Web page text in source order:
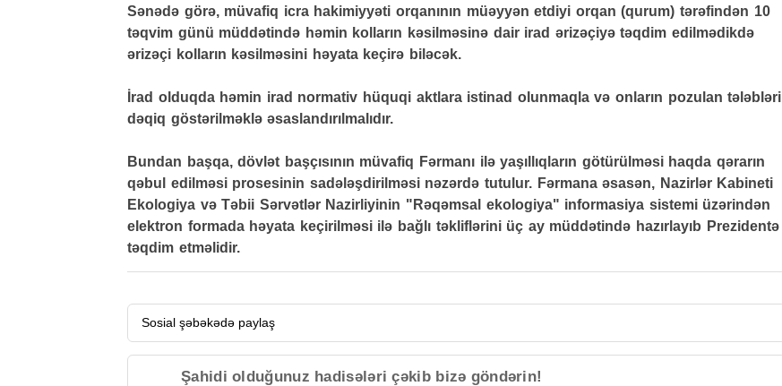
Sənədə görə, müvafiq icra hakimiyyəti orqanının müəyyən etdiyi orqan (qurum) tərəfindən 10
təqvim günü müddətində həmin kolların kəsilməsinə dair irad ərizəçiyə təqdim edilmədikdə
ərizəçi kolların kəsilməsini həyata keçirə biləcək.
İrad olduqda həmin irad normativ hüquqi aktlara istinad olunmaqla və onların pozulan tələbləri
dəqiq göstərilməklə əsaslandırılmalıdır.
Bundan başqa, dövlət başçısının müvafiq Fərmanı ilə yaşıllıqların götürülməsi haqda qərarın
qəbul edilməsi prosesinin sadələşdirilməsi nəzərdə tutulur. Fərmana əsasən, Nazirlər Kabineti
Ekologiya və Təbii Sərvətlər Nazirliyinin "Rəqəmsal ekologiya" informasiya sistemi üzərindən
elektron formada həyata keçirilməsi ilə bağlı təkliflərini üç ay müddətində hazırlayıb Prezidentə
təqdim etməlidir.
Sosial şəbəkədə paylaş
Şahidi olduğunuz hadisələri çəkib bizə göndərin!